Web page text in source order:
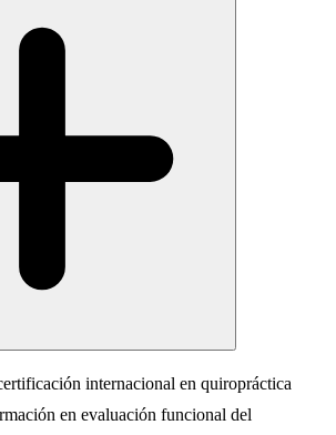
internacional en quiropráctica
en evaluación funcional del